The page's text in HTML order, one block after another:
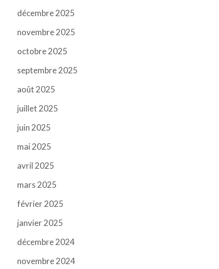
décembre 2025
novembre 2025
octobre 2025
septembre 2025
août 2025
juillet 2025
juin 2025
mai 2025
avril 2025
mars 2025
février 2025
janvier 2025
décembre 2024
novembre 2024